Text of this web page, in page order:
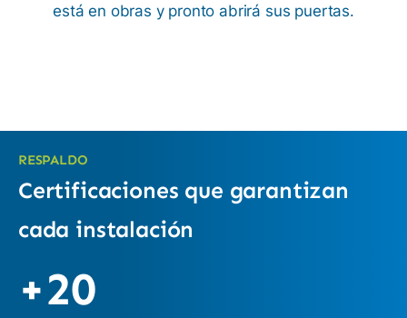
está en obras y pronto abrirá sus puertas.
RESPALDO
Certificaciones que garantizan
cada instalación
+20